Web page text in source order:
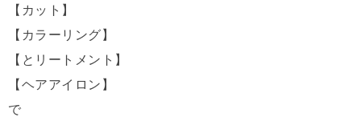
【カット】
【カラーリング】
【とリートメント】
【ヘアアイロン】
で